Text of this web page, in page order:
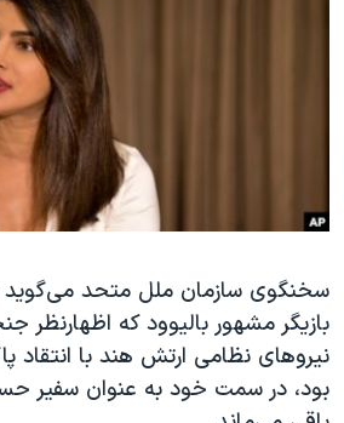
آرشیو پخش زنده
انتخابات ریاست جمهوری آمریکا ۲۰۲۴
حمله جمهوری اسلامی به اسرائیل
ورزش زنان در ایران
مجموعه مستندهای دادخواهی
تریبونال مردمی آبان ۹۸
دادگاه حمید نوری
چهل سال گروگان‌گیری
سخنگوی سازمان ملل متحد می‌گوید
بازیگر مشهور بالیوود که اظهارنظر
نیروهای نظامی ارتش هند با انتقاد
بود، در سمت خود به عنوان سفیر